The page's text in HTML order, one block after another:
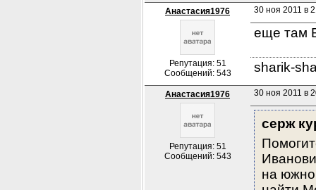
Анастасия1976
Репутация: 51
Сообщений: 543
30 ноя 2011 в
еще там
sharik-
Анастасия1976
Репутация: 51
Сообщений: 543
30 ноя 2011 в
серж
на